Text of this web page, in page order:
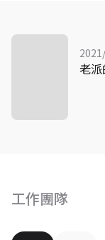
工作團隊
老